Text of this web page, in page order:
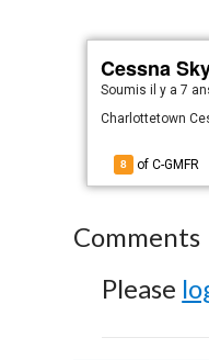
Cessna
Soumisil y a 7
Charlottetown
8 of C-GMFR
Comments
Please